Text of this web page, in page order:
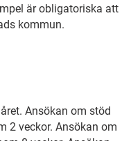
är obligatoriska att
kommun.
Ansökan om stöd
2 veckor. Ansökan om